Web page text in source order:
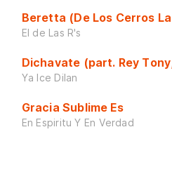
Beretta (De Los Cerros La
El de Las R's
Dichavate (part. Rey
Ya Ice Dilan
Gracia Sublime Es
En Espiritu Y En Verdad